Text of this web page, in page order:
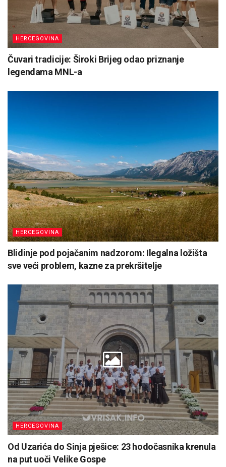
HERCEGOVINA
Čuvari tradicije: Široki Brijeg odao priznanje
legendama MNL-a
HERCEGOVINA
Blidinje pod pojačanim nadzorom: Ilegalna ložišta
sve veći problem, kazne za prekršitelje
HERCEGOVINA
Od Uzarića do Sinja pješice: 23 hodočasnika krenula
na put uoči Velike Gospe